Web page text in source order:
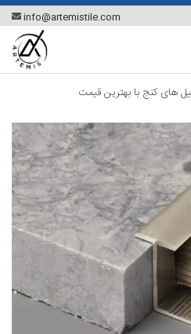
info@artemistile.com
های کنج با بهترین قیمت